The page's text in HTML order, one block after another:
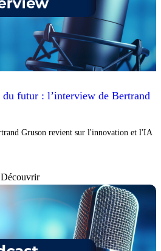
futur : l’interview de Bertrand
Gruson revient sur l'innovation et l'IA
Découvrir